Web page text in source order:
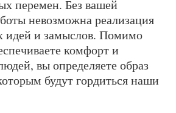
перемен. Без вашей
невозможна реализация
идей и замыслов. Помимо
комфорт и
вы определяете образ
будут гордиться наши